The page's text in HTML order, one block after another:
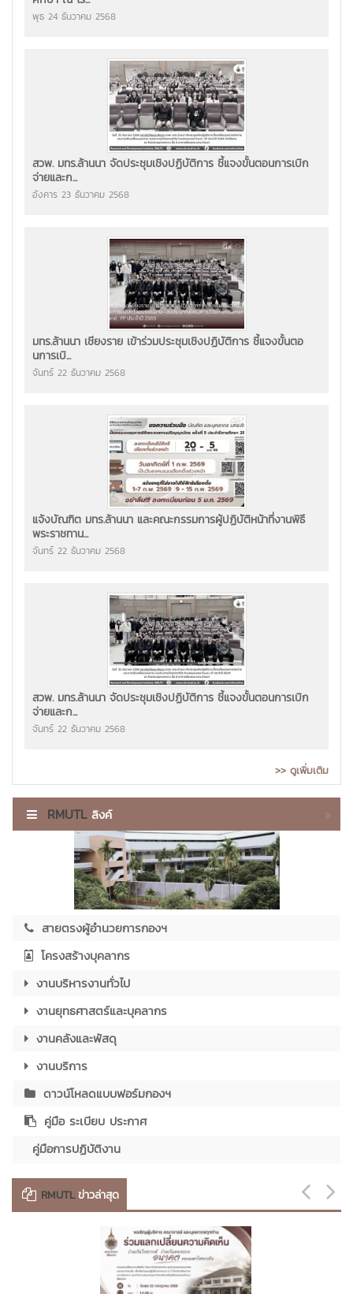
พุธ 24 ธันวาคม 2568
สวพ. มทร.ล้านนา จัดประชุมเชิงปฏิบัติการ ชี้แจงขั้นตอนการเบิก
จ่ายและก...
อังคาร 23 ธันวาคม 2568
มทร.ล้านนา เชียงราย เข้าร่วมประชุมเชิงปฏิบัติการ ชี้แจงขั้นตอ
นการเบิ...
จันทร์ 22 ธันวาคม 2568
แจ้งบัณฑิต มทร.ล้านนา และคณะกรรมการผู้ปฏิบัติหน้าที่งานพิธี
พระราชทาน...
จันทร์ 22 ธันวาคม 2568
สวพ. มทร.ล้านนา จัดประชุมเชิงปฏิบัติการ ชี้แจงขั้นตอนการเบิก
จ่ายและก...
จันทร์ 22 ธันวาคม 2568
>> ดูเพิ่มเติม
RMUTL ลิงค์
สายตรงผู้อำนวยการกองฯ
โครงสร้างบุคลากร
งานบริหารงานทั่วไป
งานยุทธศาสตร์และบุคลากร
งานคลังและพัสดุ
งานบริการ
ดาวน์โหลดแบบฟอร์มกองฯ
คู่มือ ระเบียบ ประกาศ
คู่มือการปฏิบัติงาน
RMUTLข่าวล่าสุด